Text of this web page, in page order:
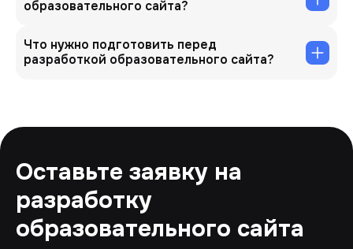
образовательного сайта?
Что нужно подготовить перед
разработкой образовательного сайта?
Оставьте заявку на
разработку
образовательного сайта